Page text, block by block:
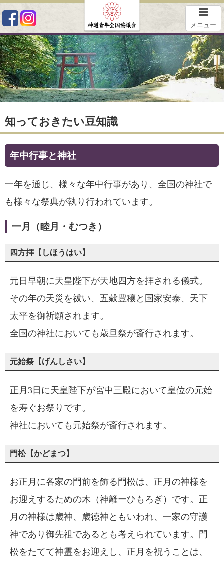
知っておきたい豆知識
年中行事と神社
一年を通じ、様々な年中行事があり、全国の神社で
も様々な祭典が執り行われています。
一月（睦月・むつき）
四方拝【しほうはい】
元日早朝に天皇陛下が天地四方を拝される儀式。
その年の天災を祓い、五穀豊穰と国家安泰、天下
太平を御祈願されます。
全国の神社においても歳旦祭が斎行されます。
元始祭【げんしさい】
正月3日に天皇陛下が宮中三殿において皇位の元始
を寿ぐお祭りです。
神社においても元始祭が斎行されます。
門松【かどまつ】
お正月に各家の門前を飾る門松は、正月の神様を
お迎えするための木（神籬ーひもろぎ）です。正
月の神様は歳神、歳徳神ともいわれ、一家の守護
神であり御先祖であるとも考えられています。門
松をたてて神霊をお迎えし、正月を祝うことは、
メニュー